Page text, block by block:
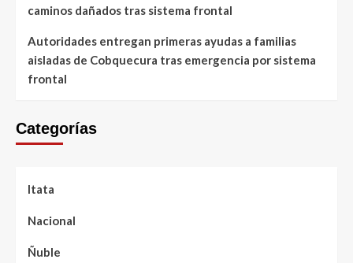
caminos dañados tras sistema frontal
Autoridades entregan primeras ayudas a familias
aisladas de Cobquecura tras emergencia por sistema
frontal
Categorías
Itata
Nacional
Ñuble